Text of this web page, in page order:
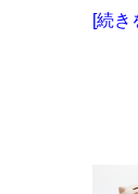
[続き